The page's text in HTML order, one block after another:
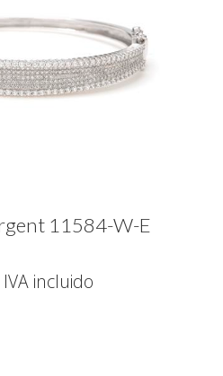
11584-W-E
IVA incluido